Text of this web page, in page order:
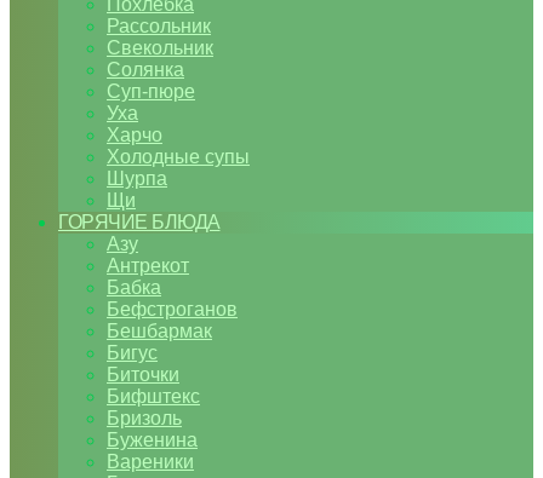
Похлебка
Рассольник
Свекольник
Солянка
Суп-пюре
Уха
Харчо
Холодные супы
Шурпа
Щи
ГОРЯЧИЕ БЛЮДА
Азу
Антрекот
Бабка
Бефстроганов
Бешбармак
Бигус
Биточки
Бифштекс
Бризоль
Буженина
Вареники